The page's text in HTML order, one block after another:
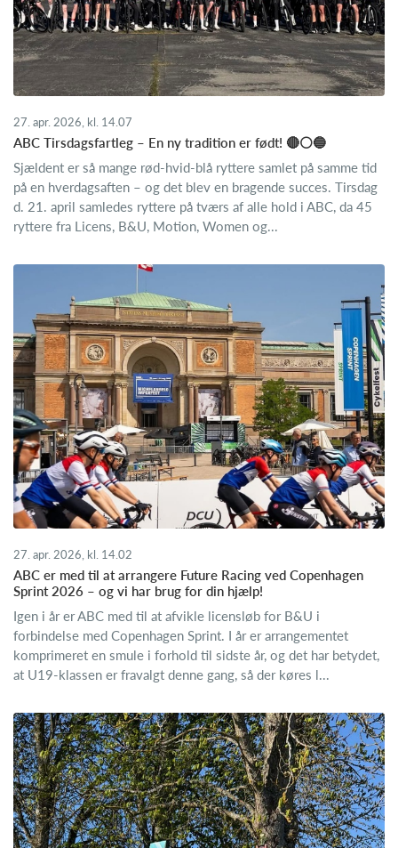
27. apr. 2026, kl. 14.07
ABC Tirsdagsfartleg – En ny tradition er født! 🔴⚪🔵
Sjældent er så mange rød-hvid-blå ryttere samlet på samme tid
på en hverdagsaften – og det blev en bragende succes. Tirsdag
d. 21. april samledes ryttere på tværs af alle hold i ABC, da 45
ryttere fra Licens, B&U, Motion, Women og...
27. apr. 2026, kl. 14.02
ABC er med til at arrangere Future Racing ved Copenhagen
Sprint 2026 – og vi har brug for din hjælp!
Igen i år er ABC med til at afvikle licensløb for B&U i
forbindelse med Copenhagen Sprint. I år er arrangementet
komprimeret en smule i forhold til sidste år, og det har betydet,
at U19-klassen er fravalgt denne gang, så der køres l...